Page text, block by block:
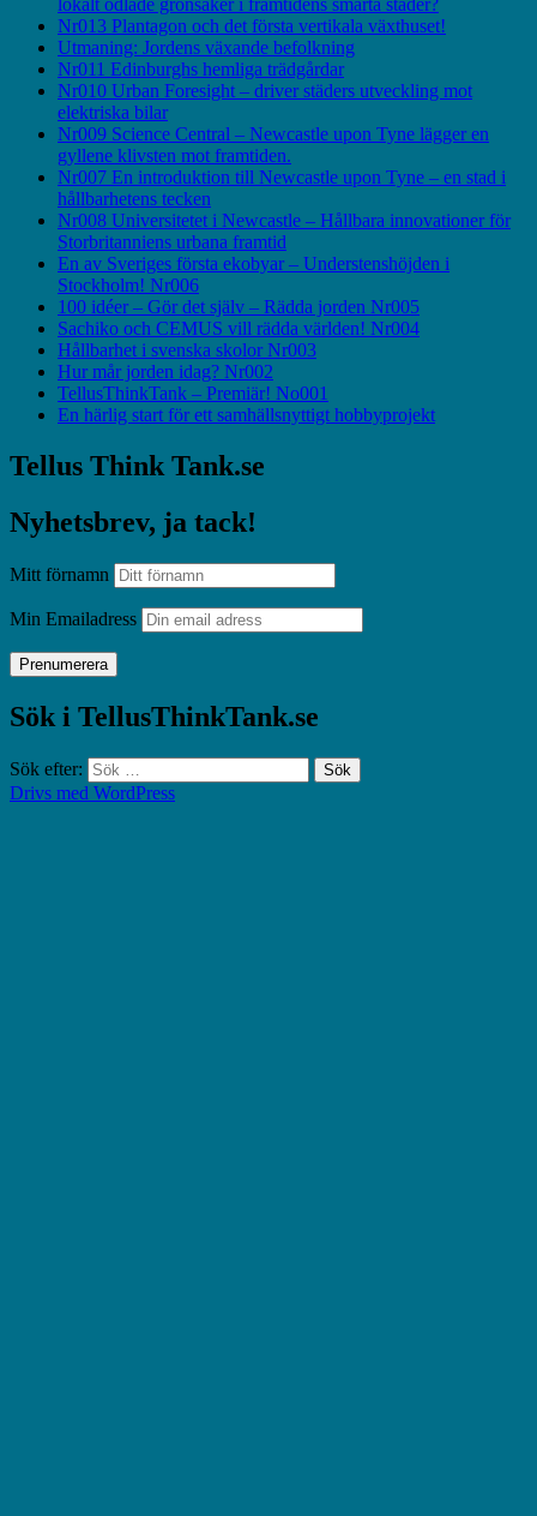
lokalt odlade grönsaker i framtidens smarta städer?
Nr013 Plantagon och det första vertikala växthuset!
Utmaning: Jordens växande befolkning
Nr011 Edinburghs hemliga trädgårdar
Nr010 Urban Foresight – driver städers utveckling mot
elektriska bilar
Nr009 Science Central – Newcastle upon Tyne lägger en
gyllene klivsten mot framtiden.
Nr007 En introduktion till Newcastle upon Tyne – en stad i
hållbarhetens tecken
Nr008 Universitetet i Newcastle – Hållbara innovationer för
Storbritanniens urbana framtid
En av Sveriges första ekobyar – Understenshöjden i
Stockholm! Nr006
100 idéer – Gör det själv – Rädda jorden Nr005
Sachiko och CEMUS vill rädda världen! Nr004
Hållbarhet i svenska skolor Nr003
Hur mår jorden idag? Nr002
TellusThinkTank – Premiär! No001
En härlig start för ett samhällsnyttigt hobbyprojekt
Tellus Think Tank.se
Nyhetsbrev, ja tack!
Mitt förnamn
Min Emailadress
Sök i TellusThinkTank.se
Sök efter:
Drivs med WordPress